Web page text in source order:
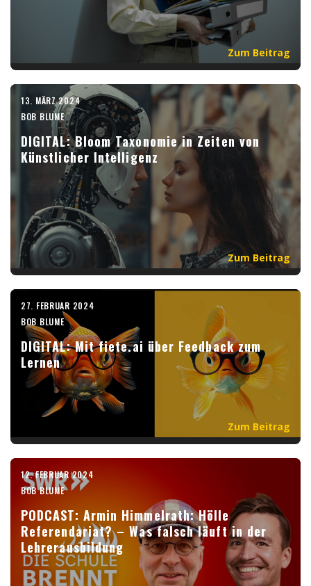
Zum Beitrag
13. MÄRZ 2024
BOB BLUME
DIGITAL: Bloom Taxonomie in Zeiten von
Künstlicher Intelligenz
Zum Beitrag
27. FEBRUAR 2024
BOB BLUME
DIGITAL: Mit fiete.ai über Feedback zum
Lernen
Zum Beitrag
12. FEBRUAR 2024
BOB BLUME
PODCAST: Armin Himmelrath: Hölle
Referendariat? – Was falsch läuft in der
Lehrerausbildung